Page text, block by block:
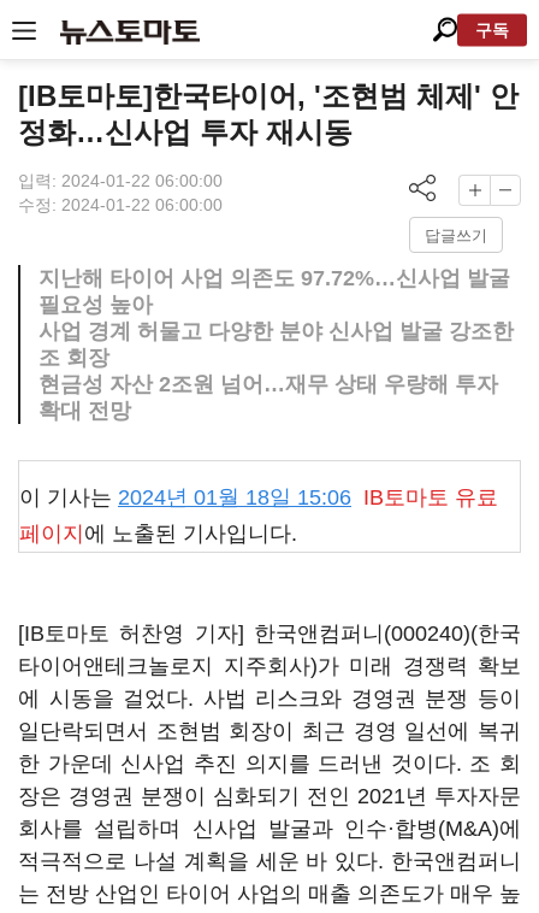
구독
[IB토마토]한국타이어, '조현범 체제' 안
정화…신사업 투자 재시동
입력: 2024-01-22 06:00:00
수정: 2024-01-22 06:00:00
답글쓰기
지난해 타이어 사업 의존도 97.72%…신사업 발굴
필요성 높아
사업 경계 허물고 다양한 분야 신사업 발굴 강조한
조 회장
현금성 자산 2조원 넘어…재무 상태 우량해 투자
확대 전망
이 기사는 2024년 01월 18일 15:06 IB토마토 유료
페이지 에 노출된 기사입니다.
[IB토마토 허찬영 기자] 한국앤컴퍼니(000240)(한국
타이어앤테크놀로지 지주회사)가 미래 경쟁력 확보
에 시동을 걸었다. 사법 리스크와 경영권 분쟁 등이
일단락되면서 조현범 회장이 최근 경영 일선에 복귀
한 가운데 신사업 추진 의지를 드러낸 것이다. 조 회
장은 경영권 분쟁이 심화되기 전인 2021년 투자자문
회사를 설립하며 신사업 발굴과 인수·합병(M&A)에
적극적으로 나설 계획을 세운 바 있다. 한국앤컴퍼니
는 전방 산업인 타이어 사업의 매출 의존도가 매우 높